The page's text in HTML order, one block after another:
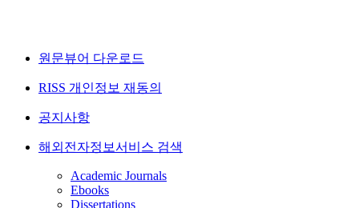
원문뷰어 다운로드
RISS 개인정보 재동의
공지사항
해외전자정보서비스 검색
Academic Journals
Ebooks
Dissertations